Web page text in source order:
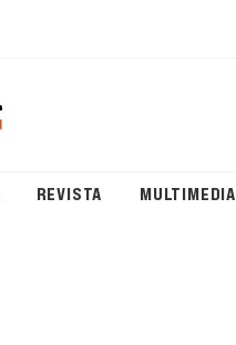
REVISTA MULTIMEDIA